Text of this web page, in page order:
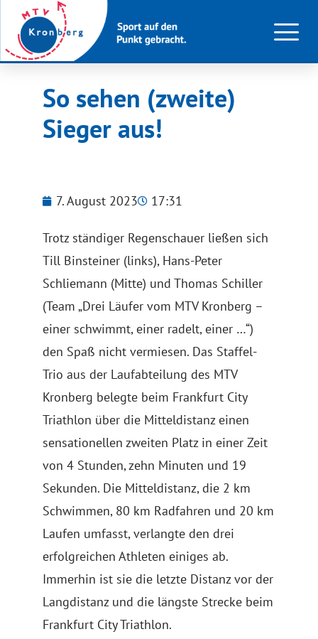
So sehen (zweite)
Sieger aus!
7. August 2023 17:31
Trotz ständiger Regenschauer ließen sich
Till Binsteiner (links), Hans-Peter
Schliemann (Mitte) und Thomas Schiller
(Team „Drei Läufer vom MTV Kronberg –
einer schwimmt, einer radelt, einer …“)
den Spaß nicht vermiesen. Das Staffel-
Trio aus der Laufabteilung des MTV
Kronberg belegte beim Frankfurt City
Triathlon über die Mitteldistanz einen
sensationellen zweiten Platz in einer Zeit
von 4 Stunden, zehn Minuten und 19
Sekunden. Die Mitteldistanz, die 2 km
Schwimmen, 80 km Radfahren und 20 km
Laufen umfasst, verlangte den drei
erfolgreichen Athleten einiges ab.
Immerhin ist sie die letzte Distanz vor der
Langdistanz und die längste Strecke beim
Frankfurt City Triathlon.